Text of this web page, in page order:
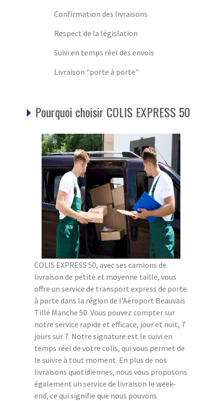
Confirmation des livraisons
Respect de la législation
Suivi en temps réel des envois
Livraison "porte à porte"
Pourquoi choisir COLIS EXPRESS 50
COLIS EXPRESS 50, avec ses camions de
livraison de petite et moyenne taille, vous
offre un service de transport express de porte
à porte dans la région de l'Aéroport Beauvais
Tillé Manche 50. Vous pouvez compter sur
notre service rapide et efficace, jour et nuit, 7
jours sur 7. Notre signature est le suivi en
temps réel de votre colis, qui vous permet de
le suivre à tout moment. En plus de nos
livraisons quotidiennes, nous vous proposons
également un service de livraison le week-
end, ce qui signifie que nous pouvons